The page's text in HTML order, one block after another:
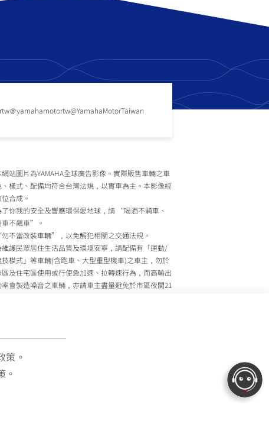
策。
。
＠yamahamotortw@YamahaMotorTaiwan
網站圖片為YAMAHA全球廣告影像。實際販售車輛之車
、樣式、配備均符合台灣法規，以實車為主。本影像經
合成。
了你我的安全及響應環保愛地球，請 “喝酒不騎車、
車不飆車”。
勿不當改裝車輛”，以免觸犯相關之交通法規。
維護民眾居住生活品質及環境安寧，請配備有「運動/
技模式」等車輛(含跑車、大型重型機車)之車主，勿於
區及住宅區使用或行使急加速、拉轉速行為，而高輸出
率會製造噪音之車輛，亦請車主盡量避免於市區夜間21